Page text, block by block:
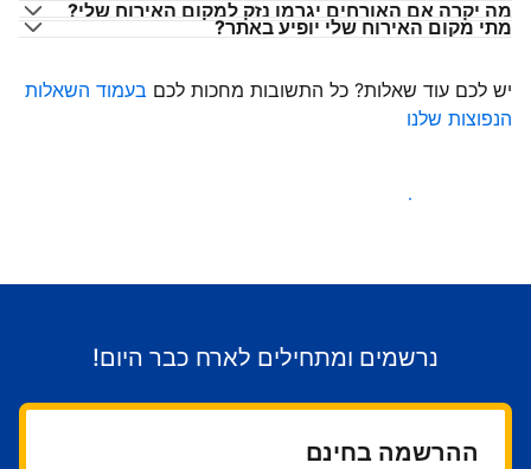
מה יקרה אם האורחים יגרמו נזק למקום האירוח שלי?
מתי מקום האירוח שלי יופיע באתר?
יש לכם עוד שאלות? כל התשובות מחכות לכם בעמוד השאלות
הנפוצות שלנו
התחילו לקבל אורחים
נרשמים ומתחילים לארח כבר היום!
ההרשמה בחינם